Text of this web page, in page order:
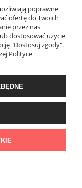
poprawne
ofertę do Twoich
przez nas
dostosować użycie
"Dostosuj zgody".
Polityce